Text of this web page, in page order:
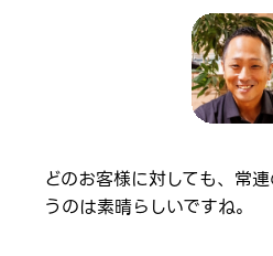
どのお客様に対しても、常
うのは素晴らしいですね。